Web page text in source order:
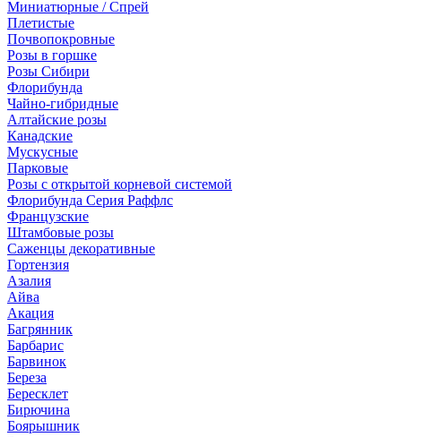
Миниатюрные / Спрей
Плетистые
Почвопокровные
Розы в горшке
Розы Сибири
Флорибунда
Чайно-гибридные
Алтайские розы
Канадские
Мускусные
Парковые
Розы с открытой корневой системой
Флорибунда Серия Раффлс
Французские
Штамбовые розы
Саженцы декоративные
Гортензия
Азалия
Айва
Акация
Багрянник
Барбарис
Барвинок
Береза
Бересклет
Бирючина
Боярышник